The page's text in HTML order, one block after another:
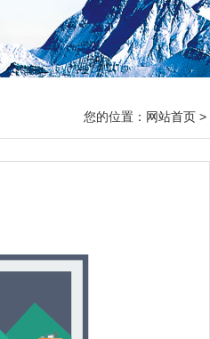
您的位置： 网站首页 >